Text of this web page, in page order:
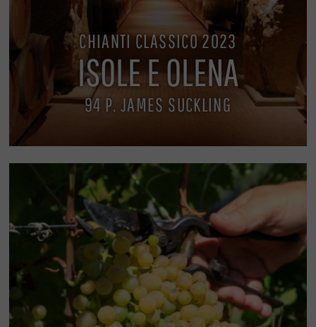
CHIANTI CLASSICO 2023
ISOLE E OLENA
94 P. JAMES SUCKLING